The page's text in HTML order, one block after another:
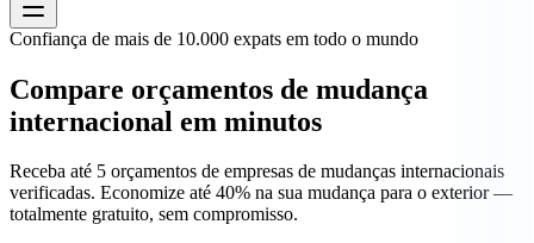
Confiança de mais de 10.000 expats em todo o mundo
Compare orçamentos de mudança
internacional em minutos
Receba até 5 orçamentos de empresas de mudanças internacionais
verificadas. Economize até 40% na sua mudança para o exterior —
totalmente gratuito, sem compromisso.